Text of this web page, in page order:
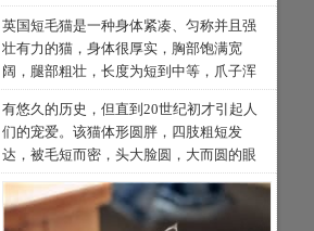
它们靠着超强的捕鼠能力，保护罗马大军
的粮草不被老鼠偷吃，充分保障了军需后
方的稳定。从此，这些猫在人们心中得到
了很高的地位。就在那个时候，它们被带
到了英国境内，靠着极强的适应能力，逐
渐演变成为英国的土著猫。它不仅被公认
为捕鼠高手，那英俊外形也被更多人所喜
爱。到了19世纪的末期，英国的育种专家
们在这些土著猫中选出最美丽的猫咪，开
始了漫长的培育工作，最终这个被称为英
英国短毛猫是一种身体紧凑、匀称并且强
壮有力的猫，身体很厚实，胸部饱满宽
阔，腿部粗壮，长度为短到中等，爪子浑
圆，尾巴的根部粗壮, 尾尖钝圆。头部为圆
形，两耳间距较宽，面颊浑圆，下巴结
实，耳朵为中等大小，大而圆的眼睛睁得
很开，鼻子宽度适中。被毛短并非常的
密。公猫的腮部比母猫发达，而且从各方
面来说都比母猫大。这个品种要完全发育
有悠久的历史，但直到20世纪初才引起人
们的宠爱。该猫体形圆胖，四肢粗短发
达，被毛短而密，头大脸圆，大而圆的眼
睛根据被毛不同而呈现各种颜色。该猫温
柔平静，对人友善，极易饲养。英国短毛
猫的祖先们可以说是“战功赫赫”，早在